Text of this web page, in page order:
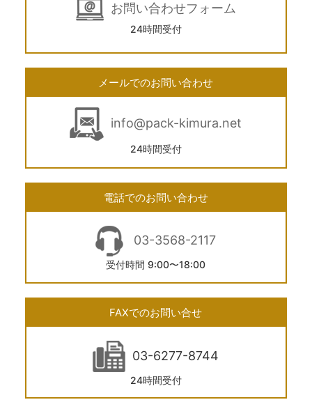
お問い合わせフォーム
24時間受付
メールでのお問い合わせ
info@pack-kimura.net
24時間受付
電話でのお問い合わせ
03-3568-2117
受付時間 9:00〜18:00
FAXでのお問い合せ
03-6277-8744
24時間受付